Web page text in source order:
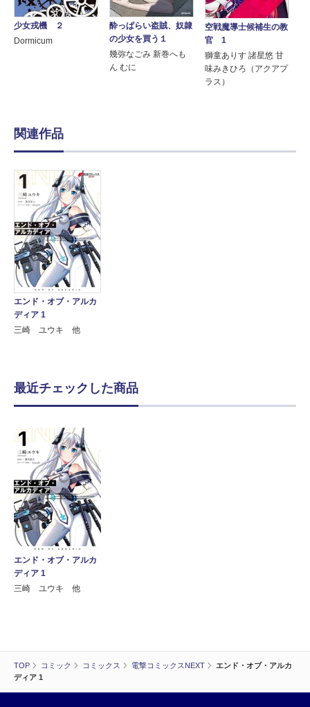
TOP コミック コミックス 電撃コミックスNEXT
エンド・オブ・アルカ
ディア 1
少女戎機 ２
Dormicum
酔っぱらい盗賊、奴隷
の少女を買う１
幾弥なごみ 新巻へも
ん むに
空戦魔導士候補生の教
官 1
獅童ありす 諸星悠 甘
味みきひろ（アクアプ
ラス）
関連作品
エンド・オブ・アルカ
ディア 1
三崎 ユウキ 他
最近チェックした商品
エンド・オブ・アルカ
ディア 1
三崎 ユウキ 他